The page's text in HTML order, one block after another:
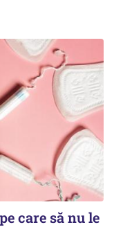
care să nu le